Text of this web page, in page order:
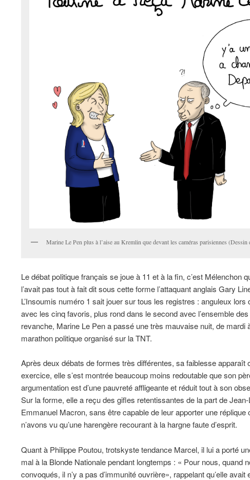
Marine Le Pen plus à l’aise au Kremlin que devant les caméras parisiennes (Dessin
Le débat politique français se joue à 11 et à la fin, c’est Mélenchon
l’avait pas tout à fait dit sous cette forme l’attaquant anglais Gary
L’Insoumis numéro 1 sait jouer sur tous les registres : anguleux lors
avec les cinq favoris, plus rond dans le second avec l’ensemble
revanche, Marine Le Pen a passé une très mauvaise nuit, de mardi
marathon politique organisé sur la TNT.
Après deux débats de formes très différentes, sa faiblesse apparaît
exercice, elle s’est montrée beaucoup moins redoutable que son
argumentation est d’une pauvreté affligeante et réduit tout à son
Sur la forme, elle a reçu des gifles retentissantes de la part de
Emmanuel Macron, sans être capable de leur apporter une réplique
n’avons vu qu’une harengère recourant à la hargne faute d’esprit.
Quant à Philippe Poutou, trotskyste tendance Marcel, il lui a porté
mal à la Blonde Nationale pendant longtemps : « Pour nous, quand
convoqués, il n’y a pas d’immunité ouvrière», rappelant qu’elle